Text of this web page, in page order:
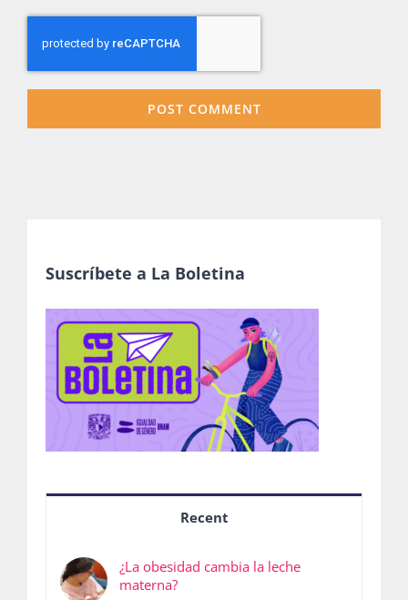
Suscríbete a La Boletina
Recent
¿La obesidad cambia la leche
materna?